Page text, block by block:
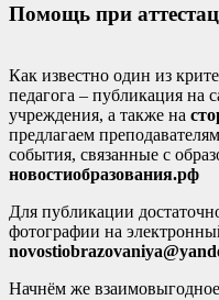
Помощь при
Как известно один из
педагога – публикация на
учреждения, а также на
предлагаем
события, связанные с
новостиобразования.рф
Для публикации
фотографии на
Начнём же